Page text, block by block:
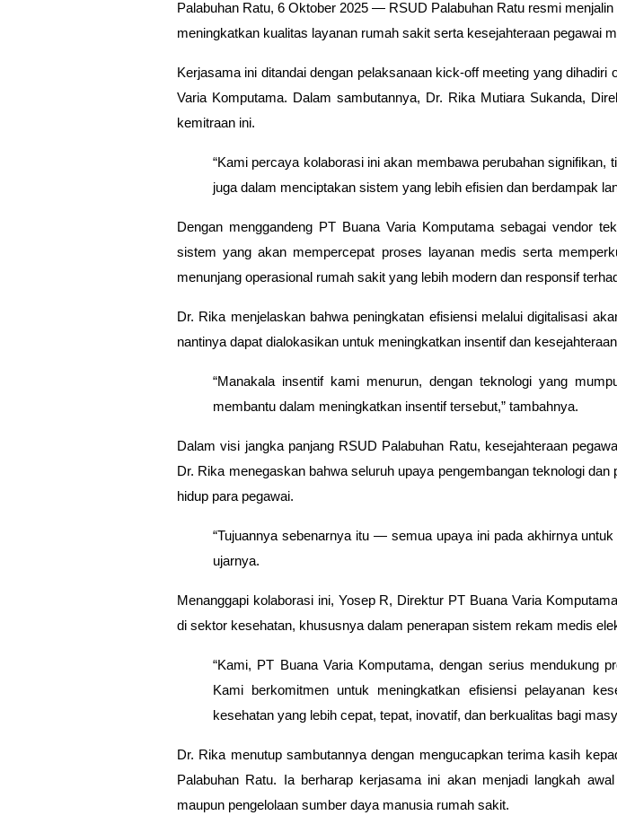
Palabuhan Ratu, 6 Oktober 2025 — RSUD Palabuhan Ratu resmi menjalin
meningkatkan kualitas layanan rumah sakit serta kesejahteraan pegawai
Kerjasama ini ditandai dengan pelaksanaan kick-off meeting yang dihadiri
Varia Komputama. Dalam sambutannya, Dr. Rika Mutiara Sukanda,
kemitraan ini.
“Kami percaya kolaborasi ini akan membawa perubahan
juga dalam menciptakan sistem yang lebih efisien dan berdampak
Dengan menggandeng PT Buana Varia Komputama sebagai vendor
sistem yang akan mempercepat proses layanan medis serta
menunjang operasional rumah sakit yang lebih modern dan responsif
Dr. Rika menjelaskan bahwa peningkatan efisiensi melalui digitalisasi
nantinya dapat dialokasikan untuk meningkatkan insentif dan
“Manakala insentif kami menurun, dengan teknologi yang
membantu dalam meningkatkan insentif tersebut,” tambahnya.
Dalam visi jangka panjang RSUD Palabuhan Ratu, kesejahteraan
Dr. Rika menegaskan bahwa seluruh upaya pengembangan teknologi
hidup para pegawai.
“Tujuannya sebenarnya itu — semua upaya ini pada akhirnya
ujarnya.
Menanggapi kolaborasi ini, Yosep R, Direktur PT Buana Varia
di sektor kesehatan, khususnya dalam penerapan sistem rekam medis
“Kami, PT Buana Varia Komputama, dengan serius mendukung
Kami berkomitmen untuk meningkatkan efisiensi pelayanan
kesehatan yang lebih cepat, tepat, inovatif, dan berkualitas bagi
Dr. Rika menutup sambutannya dengan mengucapkan terima kasih
Palabuhan Ratu. Ia berharap kerjasama ini akan menjadi
langkah
maupun pengelolaan sumber daya manusia rumah sakit.